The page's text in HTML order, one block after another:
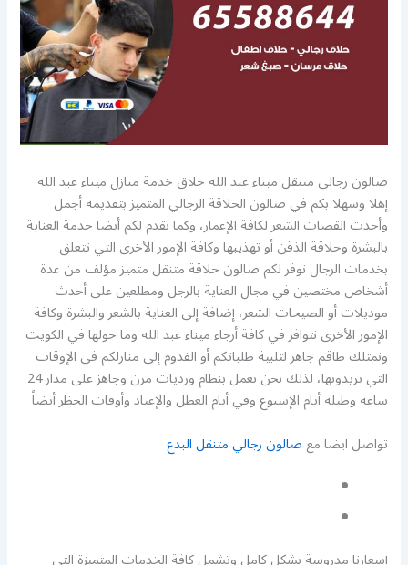
صالون رجالي متنقل ميناء عبد الله حلاق خدمة منازل ميناء عبد الله
إهلا وسهلا بكم في صالون الحلاقة الرجالي المتميز بتقديمه أجمل
وأحدث القصات الشعر لكافة الإعمار، وكما نقدم لكم أيضا خدمة العناية
بالبشرة وحلاقة الذقن أو تهذيبها وكافة الإمور الأخرى التي تتعلق
بخدمات الرجال نوفر لكم صالون حلاقة متنقل متميز مؤلف من عدة
أشخاص مختصين في مجال العناية بالرجل ومطلعين على أحدث
موديلات أو الصيحات الشعر، إضافة إلى العناية بالشعر والبشرة وكافة
الإمور الأخرى نتوافر في كافة أرجاء ميناء عبد الله وما حولها في الكويت
ونمتلك طاقم جاهز لتلبية طلباتكم أو القدوم إلى منازلكم في الإوقات
التي تريدونها، لذلك نحن نعمل بنظام ورديات مرن وجاهز على مدار 24
ساعة وطيلة أيام الإسبوع وفي أيام العطل والإعياد وأوقات الحظر أيضاً
تواصل ايضا معصالون رجالي متنقل البدع